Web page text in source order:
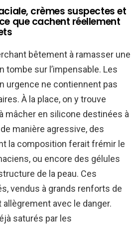
crèmes suspectes et
que cachent réellement
bêtement à ramasser une
tombe sur l’impensable. Les
urgence ne contiennent pas
À la place, on y trouve
mâcher en silicone destinées à
manière agressive, des
la composition ferait frémir le
ou encore des gélules
de la peau. Ces
vendus à grands renforts de
avec le danger.
saturés par les